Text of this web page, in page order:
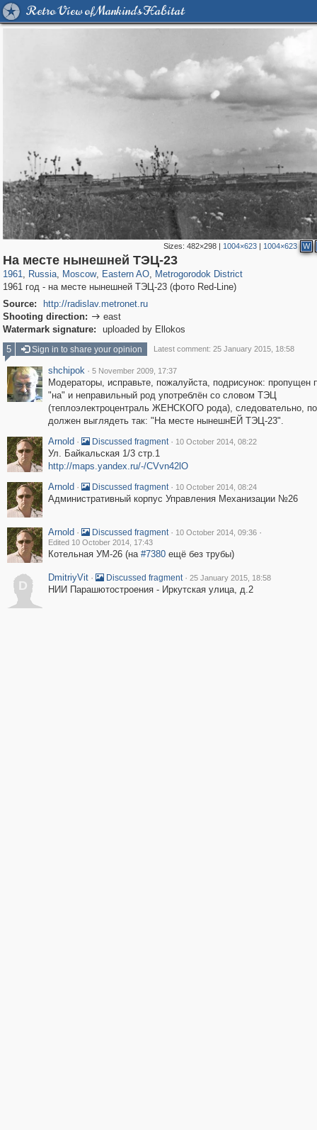
Retro View of Mankind's Habitat
Sizes:482×298 | 1004×623 | 1004×623 W
На месте нынешней ТЭЦ-23
1961, Russia
1,406,504 29,243
, Moscow
319,780 8,286
, Eastern AO
20,925 306
, Metrogorodok District
243
1961 год - на месте нынешней ТЭЦ-23 (фото Red-Line)
Source:
http://radislav.metronet.ru
Shooting direction:  east
Watermark signature:
uploaded by Ellokos
5
Sign in to share your opinion Latest comment: 25 January 2015, 18:58
shchipok · 5 November 2009, 17:37
Модераторы, исправьте, пожалуйста, подрисунок: пропущен
"на" и неправильный род употреблён со словом ТЭЦ
(теплоэлектроцентраль ЖЕНСКОГО рода), следовательно,
должен выглядеть так: "На месте нынешнЕЙ ТЭЦ-23".
Arnold · Discussed fragment · 10 October 2014, 08:22
Ул. Байкальская 1/3 стр.1
http://maps.yandex.ru/-/CVvn42lO
Arnold · Discussed fragment · 10 October 2014, 08:24
Административный корпус Управления Механизации №26
Arnold · Discussed fragment · 10 October 2014, 09:36 ·
Edited 10 October 2014, 17:43
Котельная УМ-26 (на #7380ещё без трубы)
D
DmitriyVit · Discussed fragment · 25 January 2015, 18:58
НИИ Парашютостроения - Иркутская улица, д.2